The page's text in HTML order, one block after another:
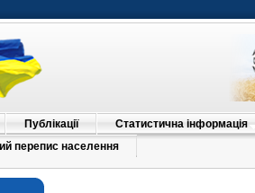
Публікації
Статистична інформація
перепис населення